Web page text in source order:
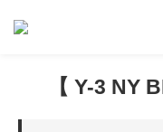
【 Y-3 NY